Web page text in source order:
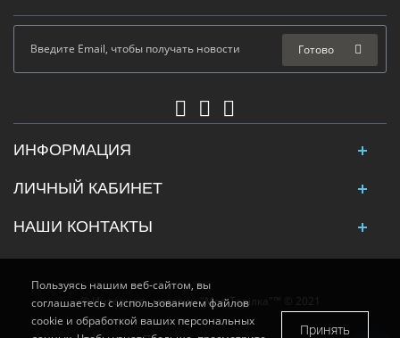
Готово
ИНФОРМАЦИЯ
ЛИЧНЫЙ КАБИНЕТ
НАШИ КОНТАКТЫ
© Интернет - магазин "Моя Тарілка"™ © 2021
Пользуясь нашим веб-сайтом, вы
соглашаетесь с использованием файлов
cookie и обработкой ваших персональных
Принять